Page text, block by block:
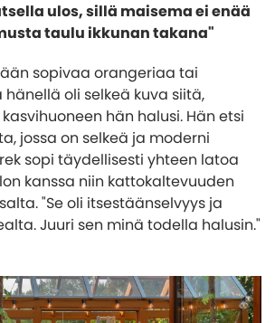
ulos, sillä maisema ei enää
taulu ikkunan takana"
sopivaa orangeriaa tai
oli selkeä kuva siitä,
hän halusi. Hän etsi
jossa on selkeä ja moderni
sopi täydellisesti yhteen latoa
kanssa niin kattokaltevuuden
"Se oli itsestäänselvyys ja
Juuri sen minä todella halusin."